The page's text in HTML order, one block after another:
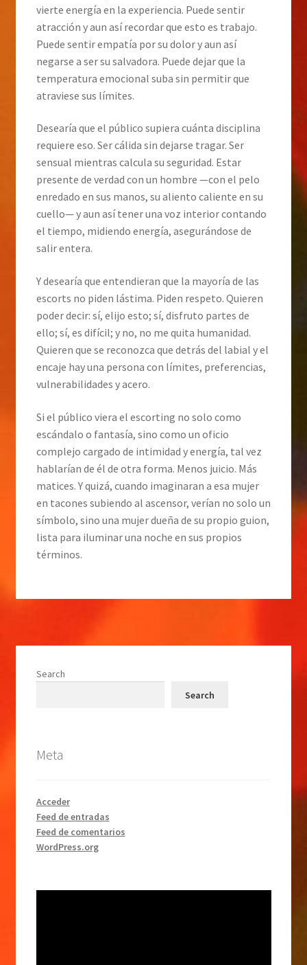
vierte energía en la experiencia. Puede sentir
atracción y aun así recordar que esto es trabajo.
Puede sentir empatía por su dolor y aun así
negarse a ser su salvadora. Puede dejar que la
temperatura emocional suba sin permitir que
atraviese sus límites.
Desearía que el público supiera cuánta disciplina
requiere eso. Ser cálida sin dejarse tragar. Ser
sensual mientras calcula su seguridad. Estar
presente de verdad con un hombre —con el pelo
enredado en sus manos, su aliento caliente en su
cuello— y aun así tener una voz interior contando
el tiempo, midiendo energía, asegurándose de
salir entera.
Y desearía que entendieran que la mayoría de las
escorts no piden lástima. Piden respeto. Quieren
poder decir: sí, elijo esto; sí, disfruto partes de
ello; sí, es difícil; y no, no me quita humanidad.
Quieren que se reconozca que detrás del labial y el
encaje hay una persona con límites, preferencias,
vulnerabilidades y acero.
Si el público viera el escorting no solo como
escándalo o fantasía, sino como un oficio
complejo cargado de intimidad y energía, tal vez
hablarían de él de otra forma. Menos juicio. Más
matices. Y quizá, cuando imaginaran a esa mujer
en tacones subiendo al ascensor, verían no solo un
símbolo, sino una mujer dueña de su propio guion,
lista para iluminar una noche en sus propios
términos.
Search
Search
Meta
Acceder
Feed de entradas
Feed de comentarios
WordPress.org